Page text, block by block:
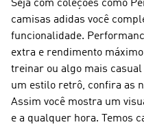
Seja com coleções como
camisas adidas você
funcionalidade.
extra e rendimento
treinar ou algo mais casual
um estilo retrô, confira as
Assim você mostra um
e a qualquer hora. Temos